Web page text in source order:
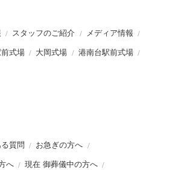
スタッフのご紹介 メディア情報
式場 大岡式場 港南台駅前式場
質問 お急ぎの方へ
へ 現在 御葬儀中の方へ